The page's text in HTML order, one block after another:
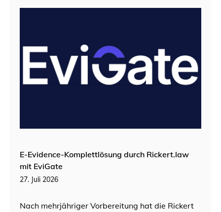
E-Evidence-Komplettlösung durch Rickert.law
mit EviGate
27. Juli 2026
Nach mehrjähriger Vorbereitung hat die Rickert